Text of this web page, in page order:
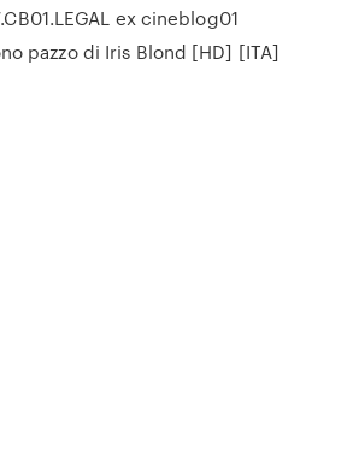
ex cineblog01
pazzo di Iris Blond [HD] [ITA]